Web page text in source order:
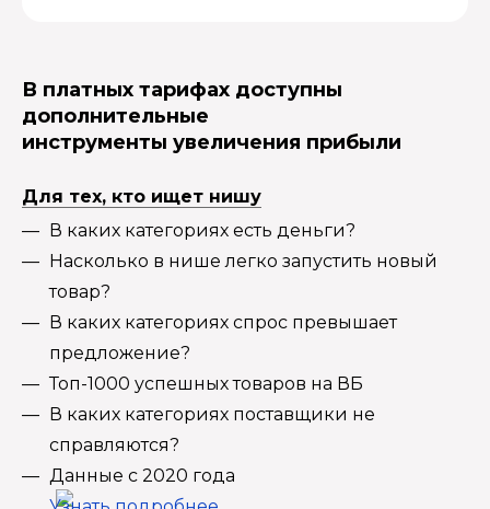
В платных тарифах доступны
дополнительные
инструменты увеличения прибыли
Для тех, кто ищет нишу
В каких категориях есть деньги?
Насколько в нише легко запустить новый
товар?
В каких категориях спрос превышает
предложение?
Топ-1000 успешных товаров на ВБ
В каких категориях поставщики не
справляются?
Данные с 2020 года